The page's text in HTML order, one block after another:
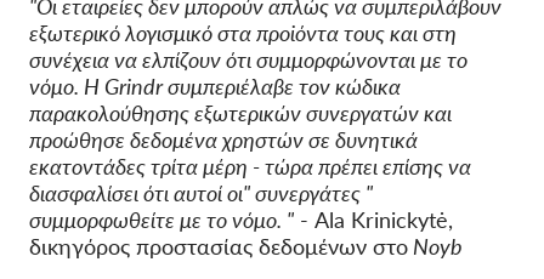
"Οι εταιρείες δεν μπορούν απλώς να συμπεριλάβουν
εξωτερικό λογισμικό στα προϊόντα τους και στη
συνέχεια να ελπίζουν ότι συμμορφώνονται με το
νόμο. Η Grindr συμπεριέλαβε τον κώδικα
παρακολούθησης εξωτερικών συνεργατών και
προώθησε δεδομένα χρηστών σε δυνητικά
εκατοντάδες τρίτα μέρη - τώρα πρέπει επίσης να
διασφαλίσει ότι αυτοί οι" συνεργάτες "
συμμορφωθείτε με το νόμο. " - Ala Krinickytė,
δικηγόρος προστασίας δεδομένων στο Noyb